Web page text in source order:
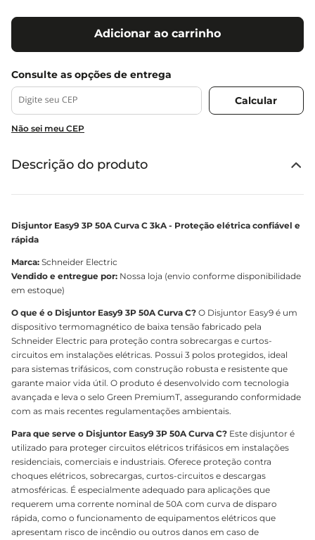
Adicionar ao carrinho
Não sei meu CEP
Descrição do produto
Disjuntor Easy9 3P 50A Curva C 3kA - Proteção elétrica confiável e
rápida
Marca: Schneider Electric
Vendido e entregue por: Nossa loja (envio conforme disponibilidade
em estoque)
O que é o Disjuntor Easy9 3P 50A Curva C? O Disjuntor Easy9 é um
dispositivo termomagnético de baixa tensão fabricado pela
Schneider Electric para proteção contra sobrecargas e curtos-
circuitos em instalações elétricas. Possui 3 polos protegidos, ideal
para sistemas trifásicos, com construção robusta e resistente que
garante maior vida útil. O produto é desenvolvido com tecnologia
avançada e leva o selo Green PremiumT, assegurando conformidade
com as mais recentes regulamentações ambientais.
Para que serve o Disjuntor Easy9 3P 50A Curva C? Este disjuntor é
utilizado para proteger circuitos elétricos trifásicos em instalações
residenciais, comerciais e industriais. Oferece proteção contra
choques elétricos, sobrecargas, curtos-circuitos e descargas
atmosféricas. É especialmente adequado para aplicações que
requerem uma corrente nominal de 50A com curva de disparo
rápida, como o funcionamento de equipamentos elétricos que
apresentam risco de incêndio ou outros danos em caso de